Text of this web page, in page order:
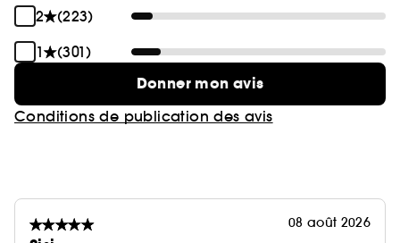
2
(223)
1
(301)
Donner mon avis
Conditions de publication des avis
08 août 2026